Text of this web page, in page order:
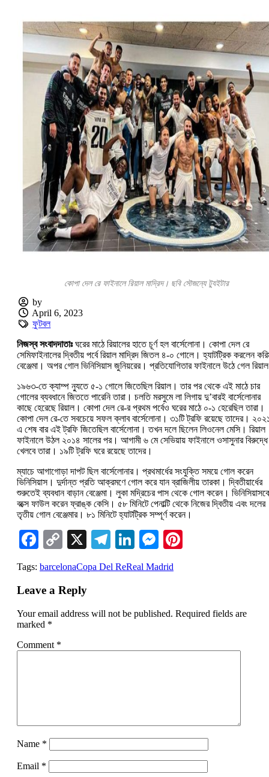
কোপা দেল রে ফাইনালে রিয়াল মাদ্রিদ। ছবি সৌজন্যে ট্যুইটার
by
April 6, 2023
ফুটবল
নিজস্ব সংবাদদাতাঃঘরের মাঠে রিয়ালের হাতে চূর্ণ হল বার্সেলোনা। কোপা দেল রে
সেমিফাইনালের দ্বিতীয় পর্বে রিয়াল মাদ্রিদ জিতল ৪-০ গোলে। হ্যাটট্রিক করলেন
বেঞ্জেমা। অপর গোল ভিনিসিয়াস জুনিয়রের। প্রতিযোগিতার ফাইনালে উঠে গেল
১৯৬৩-তে ক্যাম্প ন্যুতে ৫-১ গোলে জিতেছিল রিয়াল। তার পর থেকে এই মাঠে চার
গোলের ব্যবধানে জিততে পারেনি তারা। চলতি মরসুমে লা লিগায় দু’বারই বার্সেলোনার
কাছে হেরেছে রিয়াল। কোপা দেল রে-র প্রথম পর্বেও ঘরের মাঠে ০-১ হেরেছিল তারা।
কোপা দেল রে-তে সবচেয়ে সফল ক্লাব বার্সেলোনা। ৩১টি ট্রফি রয়েছে তাদের।
এ শেষ বার এই ট্রফি জিতেছিল বার্সেলোনা। তখন দলে ছিলেন লিওনেল মেসি। রিয়াল
ফাইনালে উঠল ২০১৪ সালের পর। আগামী ৬ মে সেভিয়ায় ফাইনালে ওসাসুনার বিরুদ্ধে
খেলবে তারা। ১৯টি ট্রফি ঘরে রয়েছে তাদের।
ম্যাচে আগাগোড়া দাপট ছিল বার্সেলোনার। প্রথমার্ধের সংযুক্তি সময়ে গোল করেন
ভিনিসিয়াস। দুর্দান্ত প্রতি আক্রমণে গোল করে যান ব্রাজিলীয় তারকা। দ্বিতীয়ার্ধের
শুরুতেই ব্যবধান বাড়ান বেঞ্জেমা। লুকা মদ্রিচের পাস থেকে গোল করেন।
বক্সে ফাউল করেন ফ্রাঙ্ক কেসি। ৫৮ মিনিটে পেনাল্টি থেকে নিজের দ্বিতীয় এবং দলের
তৃতীয় গোল বেঞ্জেমার। ৮১ মিনিটে হ্যাটট্রিক সম্পূর্ণ করেন।
Facebook
Copy
Link
X Telegram
LinkedIn
Messenger
Tags: barcelonaCopa Del ReReal Madrid
Leave a Reply
Your email address will not be published. Required fields are
marked *
Comment *
Name *
Email *